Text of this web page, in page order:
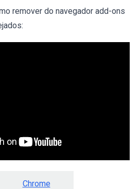
remover do navegador add-ons
Chrome